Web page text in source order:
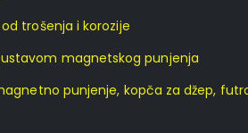
trošenja i korozije
magnetskog punjenja
punjenje, kopča za džep,